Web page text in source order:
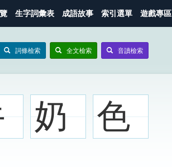
生字詞彙表 成語故事 索引選單 遊戲專區
詞條檢索 全文檢索 音讀檢索
奶 色